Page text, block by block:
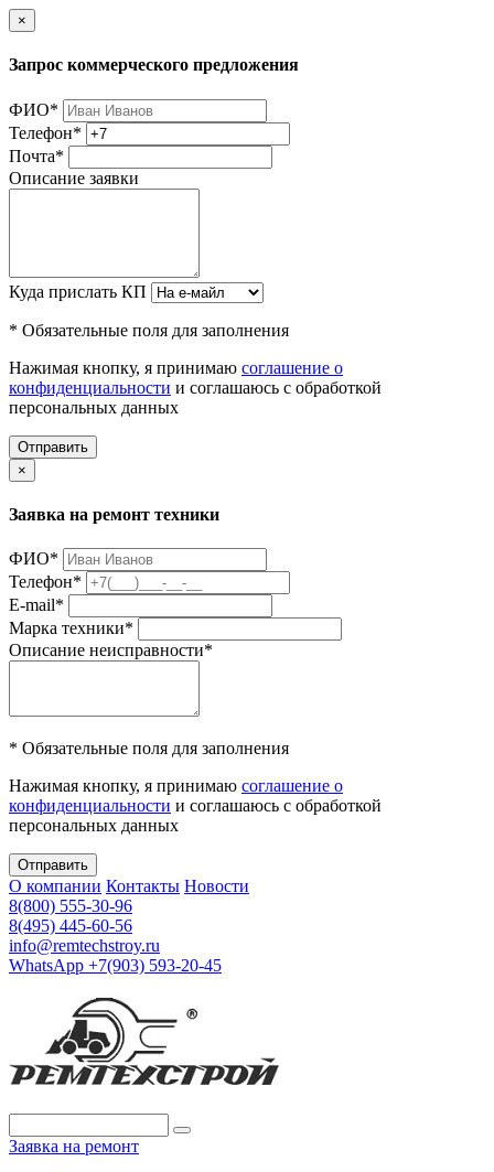
×
Запрос коммерческого предложения
ФИО*
Телефон*
Почта*
Описание заявки
Куда прислать КП
* Обязательные поля для заполнения
Нажимая кнопку, я принимаю соглашение о
конфиденциальности и соглашаюсь с обработкой
персональных данных
Отправить
×
Заявка на ремонт техники
ФИО*
Телефон*
E-mail*
Марка техники*
Описание неисправности*
* Обязательные поля для заполнения
Нажимая кнопку, я принимаю соглашение о
конфиденциальности и соглашаюсь с обработкой
персональных данных
Отправить
О компании Контакты Новости
8(800) 555-30-96
8(495) 445-60-56
info@remtechstroy.ru
WhatsApp +7(903) 593-20-45
Заявка на ремонт